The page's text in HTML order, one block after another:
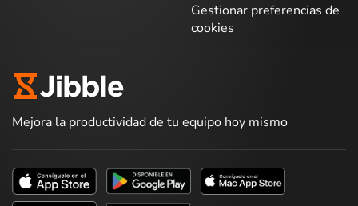
Gestionar preferencias de
cookies
Mejora la productividad de tu equipo hoy mismo